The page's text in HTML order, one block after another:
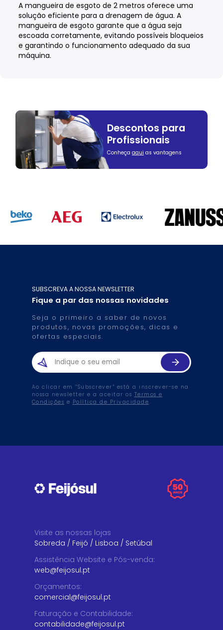
A mangueira de esgoto de 2 metros oferece uma
solução eficiente para a drenagem de água. A
mangueira de esgoto garante que a água seja
escoada corretamente, evitando possíveis bloqueios
e garantindo o funcionamento adequado da sua
máquina.
Descontos para
Profissionais
Conheça aqui as vantagens
SUBSCREVA A NOSSA NEWSLETTER
Fique a par das nossas novidades
Seja o primeiro a saber de novos
produtos, novas promoções, dicas e
ofertas especiais.
Ao clicar em “Subscrever” está a inscrever-se na
nossa newsletter e a aceitar os Termos e
Condições e Política de Privacidade.
Visite as nossas lojas
Sobreda / Feijó / Lisboa / Setúbal
Assistência Website e Pós-venda:
web@feijosul.pt
Orçamentos:
comercial@feijosul.pt
Faturação e Contabilidade:
contabilidade@feijosul.pt